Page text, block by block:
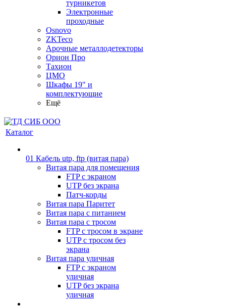
турникетов
Электронные
проходные
Osnovo
ZKTeco
Арочные металлодетекторы
Орион Про
Тахион
ЦМО
Шкафы 19" и
комплектующие
Ещё
Каталог
01 Кабель utp, ftp (витая пара)
Витая пара для помещения
FTP с экраном
UTP без экрана
Патч-корды
Витая пара Паритет
Витая пара с питанием
Витая пара с тросом
FTP с тросом в экране
UTP с тросом без
экрана
Витая пара уличная
FTP с экраном
уличная
UTP без экрана
уличная